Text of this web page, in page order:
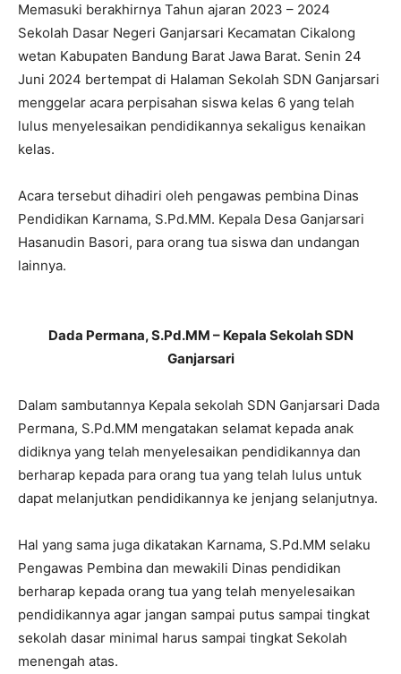
Memasuki berakhirnya Tahun ajaran 2023 – 2024
Sekolah Dasar Negeri Ganjarsari Kecamatan Cikalong
wetan Kabupaten Bandung Barat Jawa Barat. Senin 24
Juni 2024 bertempat di Halaman Sekolah SDN Ganjarsari
menggelar acara perpisahan siswa kelas 6 yang telah
lulus menyelesaikan pendidikannya sekaligus kenaikan
kelas.
Acara tersebut dihadiri oleh pengawas pembina Dinas
Pendidikan Karnama, S.Pd.MM. Kepala Desa Ganjarsari
Hasanudin Basori, para orang tua siswa dan undangan
lainnya.
Dada Permana, S.Pd.MM – Kepala Sekolah SDN
Ganjarsari
Dalam sambutannya Kepala sekolah SDN Ganjarsari Dada
Permana, S.Pd.MM mengatakan selamat kepada anak
didiknya yang telah menyelesaikan pendidikannya dan
berharap kepada para orang tua yang telah lulus untuk
dapat melanjutkan pendidikannya ke jenjang selanjutnya.
Hal yang sama juga dikatakan Karnama, S.Pd.MM selaku
Pengawas Pembina dan mewakili Dinas pendidikan
berharap kepada orang tua yang telah menyelesaikan
pendidikannya agar jangan sampai putus sampai tingkat
sekolah dasar minimal harus sampai tingkat Sekolah
menengah atas.